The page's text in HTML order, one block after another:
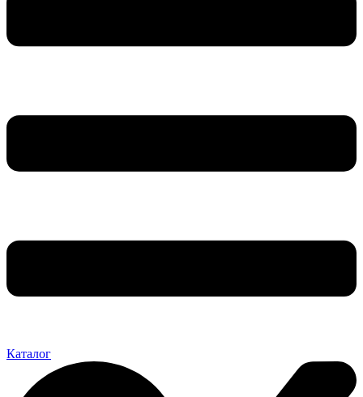
Каталог